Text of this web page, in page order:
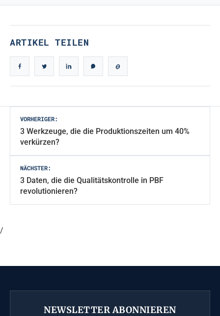
ARTIKEL TEILEN
Beitragsnavigation
VORHERIGER:
3 Werkzeuge, die die Produktionszeiten um 40%
verkürzen?
NÄCHSTER:
3 Daten, die die Qualitätskontrolle in PBF
revolutionieren?
/
NEWSLETTER ABONNIEREN